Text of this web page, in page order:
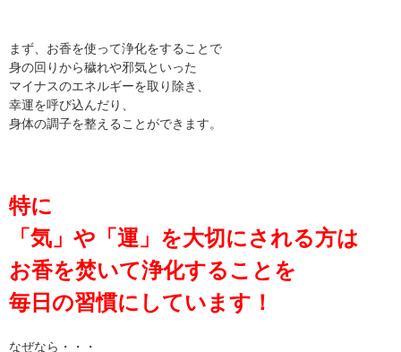
まず、お香を使って浄化をすることで
身の回りから穢れや邪気といった
マイナスのエネルギーを取り除き、
幸運を呼び込んだり、
身体の調子を整えることができます。
特に
「気」や「運」を大切にされる方は
お香を焚いて浄化することを
毎日の習慣にしています！
なぜなら・・・